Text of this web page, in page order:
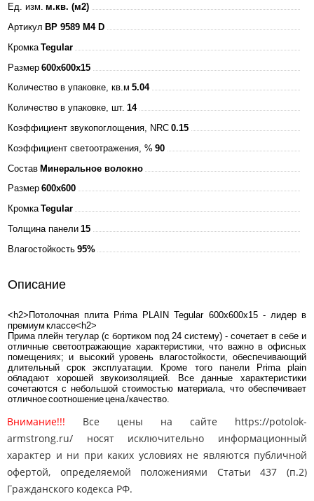
Ед. изм. м.кв. (м2)
Артикул BP 9589 M4 D
Кромка Tegular
Размер 600x600x15
Количество в упаковке, кв.м 5.04
Количество в упаковке, шт. 14
Коэффициент звукопоглощения, NRC 0.15
Коэффициент светоотражения, % 90
Состав Минеральное волокно
Размер 600x600
Кромка Tegular
Толщина панели 15
Влагостойкость 95%
Описание
<h2>Потолочная плита Prima PLAIN Tegular 600x600x15 - лидер в
премиум классе<h2>
Прима плейн тегулар (с бортиком под 24 систему) - сочетает в себе и
отличные светоотражающие характеристики, что важно в офисных
помещениях; и высокий уровень влагостойкости, обеспечивающий
длительный срок эксплуатации. Кроме того панели Prima plain
обладают хорошей звукоизоляцией. Все данные характеристики
сочетаются с небольшой стоимостью материала, что обеспечивает
отличное соотношение цена /качество.
Внимание!!! Все цены на сайте https://potolok-
armstrong.ru/ носят исключительно информационный
характер и ни при каких условиях не являются публичной
офертой, определяемой положениями Статьи 437 (п.2)
Гражданского кодекса РФ.